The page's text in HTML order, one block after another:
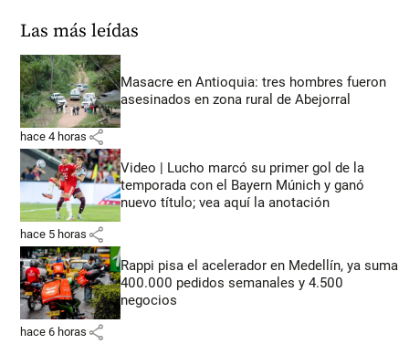
Las más leídas
Masacre en Antioquia: tres hombres fueron
asesinados en zona rural de Abejorral
hace 4 horas share
Video | Lucho marcó su primer gol de la
temporada con el Bayern Múnich y ganó
nuevo título; vea aquí la anotación
hace 5 horas share
Rappi pisa el acelerador en Medellín, ya suma
400.000 pedidos semanales y 4.500
negocios
hace 6 horas share